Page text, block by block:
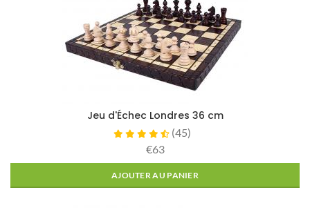
Jeu d'Échec Londres 36 cm
(45)
€63
AJOUTER AU PANIER